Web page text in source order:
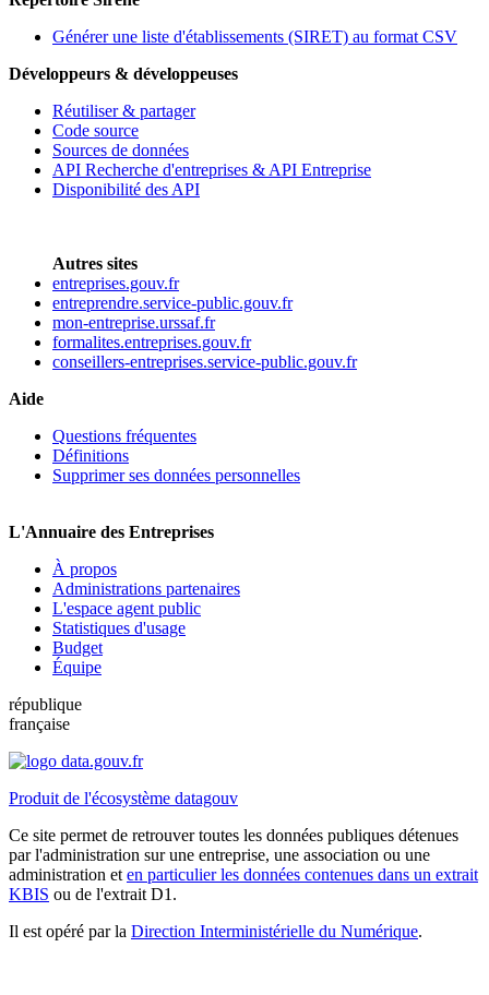
Générer une liste d'établissements (SIRET) au format CSV
Développeurs & développeuses
Réutiliser & partager
Code source
Sources de données
API Recherche d'entreprises & API Entreprise
Disponibilité des API
Autres sites
entreprises.gouv.fr
entreprendre.service-public.gouv.fr
mon-entreprise.urssaf.fr
formalites.entreprises.gouv.fr
conseillers-entreprises.service-public.gouv.fr
Aide
Questions fréquentes
Définitions
Supprimer ses données personnelles
L'Annuaire des Entreprises
À propos
Administrations partenaires
L'espace agent public
Statistiques d'usage
Budget
Équipe
république
française
Produit de l'écosystème datagouv
Ce site permet de retrouver toutes les données publiques détenues
par l'administration sur une entreprise, une association ou une
administration et en particulier les données contenues dans un extrait
KBIS ou de l'extrait D1.
Il est opéré par la Direction Interministérielle du Numérique.